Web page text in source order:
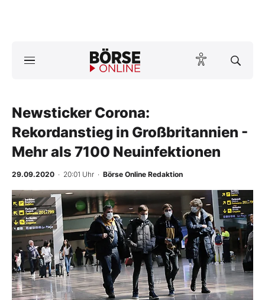
ktuelle Ausgabe BÖRSE ONLINE lesen
News
Anlageprodukte
Finanz-Check
Abo & Shop
BO-Musterdepots
Experten
Mein B:O
Newsticker Corona:
Rekordanstieg in Großbritannien -
Mehr als 7100 Neuinfektionen
29.09.2020 · 20:01 Uhr · Börse Online Redaktion
%